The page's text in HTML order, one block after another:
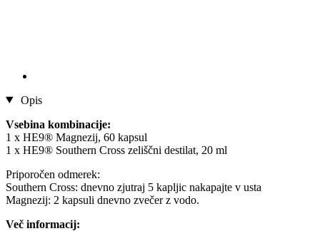
Opis
Vsebina kombinacije:
1 x HE9® Magnezij, 60 kapsul
1 x HE9® Southern Cross zeliščni destilat, 20 ml
Priporočen odmerek:
Southern Cross: dnevno zjutraj 5 kapljic nakapajte v usta
Magnezij: 2 kapsuli dnevno zvečer z vodo.
Več informacij: